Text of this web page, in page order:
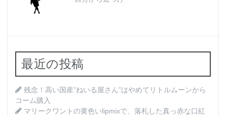
最近の投稿
残念！高い国産”ねいる屋さん”はやめてリトルムーンから
コーム購入
マリークワントの黄色いlipmixで、落札した真っ赤な口紅